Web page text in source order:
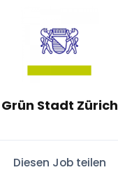
Grün Stadt Zürich
Diesen Job teilen